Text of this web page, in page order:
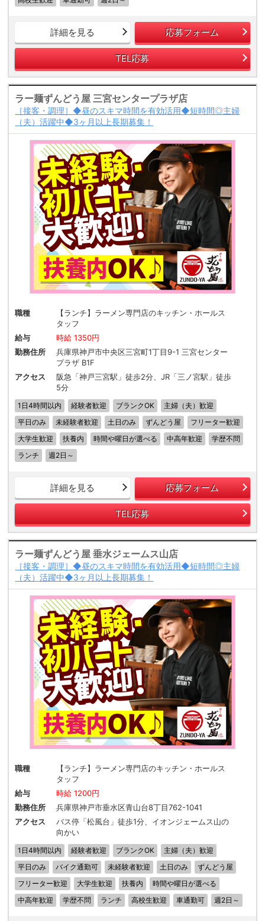
詳細を見る 応募フォーム
TEL応募
ラー麺ずんどう屋 三宮センタープラザ店
［接客・調理］◆昼のスキマ時間を有効活用◆短時間◎主婦
（夫）活躍中◆3ヶ月以上長期募集！
職種
【ランチ】ラーメン専門店のキッチン・ホールス
タッフ
給与
時給 1350円
勤務住所
兵庫県神戸市中央区三宮町1丁目9-1 三宮センター
プラザ B1F
アクセス
阪急「神戸三宮駅」徒歩2分、JR「三ノ宮駅」徒歩
5分
1日4時間以内 経験者歓迎 ブランクOK
主婦（夫）歓迎
平日のみ
未経験者歓迎 土日のみ ずんどう屋
フリーター歓迎
大学生歓迎
扶養内 時間や曜日が選べる 中高年歓迎
学歴不問
ランチ
週2日～
詳細を見る 応募フォーム
TEL応募
ラー麺ずんどう屋 垂水ジェームス山店
［接客・調理］◆昼のスキマ時間を有効活用◆短時間◎主婦
（夫）活躍中◆3ヶ月以上長期募集！
職種
【ランチ】ラーメン専門店のキッチン・ホールス
タッフ
給与
時給 1200円
勤務住所
兵庫県神戸市垂水区青山台8丁目762-1041
アクセス
バス停「松風台」徒歩1分、イオンジェームス山の
向かい
1日4時間以内 経験者歓迎 ブランクOK
主婦（夫）歓迎
平日のみ
バイク通勤可 未経験者歓迎 土日のみ
ずんどう屋
フリーター歓迎
大学生歓迎 扶養内
時間や曜日が選べる
中高年歓迎
学歴不問 ランチ 高校生歓迎 車通勤可 週2日～